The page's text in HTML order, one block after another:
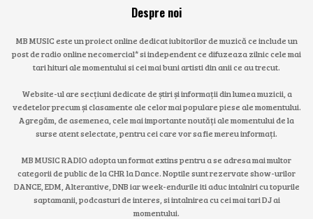
Despre noi
MB MUSIC este un proiect online dedicat iubitorilor de muzică ce include un
post de radio online necomercial* si independent ce difuzeaza zilnic cele mai
tari hituri ale momentului si cei mai buni artisti din anii ce au trecut.
Website-ul are secțiuni dedicate de știri și informații din lumea muzicii, a
vedetelor precum și clasamente ale celor mai populare piese ale momentului.
Agregăm, de asemenea, cele mai importante noutăți ale momentului de la
surse atent selectate, pentru cei care vor sa fie mereu informați.
MB MUSIC RADIO adopta un format extins pentru a se adresa mai multor
categorii de public de la CHR la Dance. Noptile sunt rezervate show-urilor
DANCE, EDM, Alterantive, DNB iar week-endurile iti aduc intalniri cu topurile
saptamanii, podcasturi de interes, si intalnirea cu cei mai tari DJ ai
momentului.